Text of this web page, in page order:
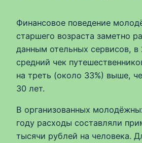
Финансовое поведение
старшего возраста заметно
данным отельных сервисов, в
средний чек
на треть (около 33%) выше,
30 лет.
В организованных
году расходы составляли
тысячи рублей на человека.